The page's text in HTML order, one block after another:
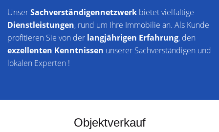
UnserSachverständigennetzwerk bietet vielfältige
Dienstleistungen, rund um Ihre Immobilie an. Als Kunde
profitieren Sie von der langjährigen Erfahrung, den
exzellenten Kenntnissen unserer Sachverständigen und
lokalen Experten !
Objektverkauf